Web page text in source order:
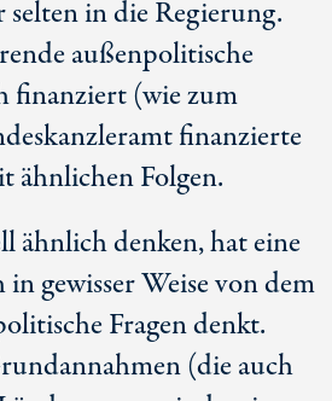
in die Regierung.
außenpolitische
finanziert (wie zum
finanzierte
ähnlichen Folgen.
ähnlich denken, hat eine
gewisser Weise von dem
Fragen denkt.
(die auch